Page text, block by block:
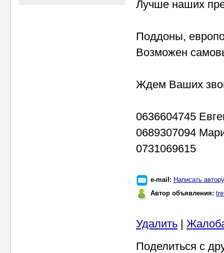
Лучше наших
Поддоны,
Возможен
Ждем Ваших
0636604745
0689307094
0731069615
e-mail: Написать автору
Автор объявления:
Удалить |
Поделиться с